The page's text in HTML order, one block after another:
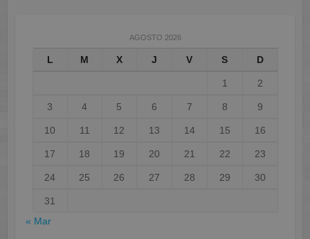
AGOSTO 2026
L M X J V S D
1 2
3 4 5 6 7 8 9
10 11 12 13 14 15 16
17 18 19 20 21 22 23
24 25 26 27 28 29 30
31
« Mar